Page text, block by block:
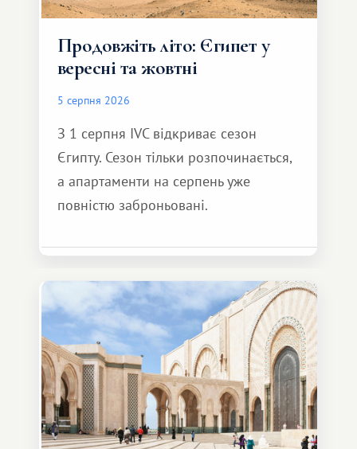
Продовжіть літо: Єгипет у
вересні та жовтні
5 серпня 2026
З 1 серпня IVC відкриває сезон
Єгипту. Сезон тільки розпочинається,
а апартаменти на серпень уже
повністю заброньовані.